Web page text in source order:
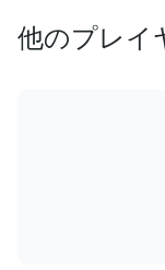
他のプレイ